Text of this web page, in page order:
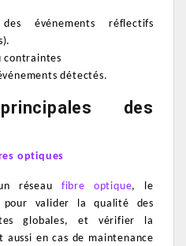
événements réflectifs
contraintes
détectés.
des
optiques
réseau fibre optique, le
valider la qualité des
globales, et vérifier la
aussi en cas de maintenance